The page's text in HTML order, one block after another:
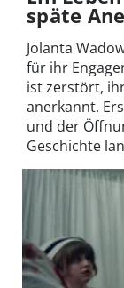
späte
Jolanta
für ihr
ist zerstört,
anerkannt.
und der
Geschichte